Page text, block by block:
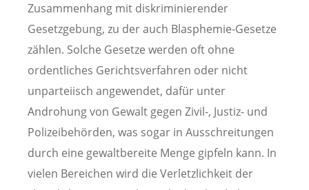
Zusammenhang mit diskriminierender
Gesetzgebung, zu der auch Blasphemie-Gesetze
zählen. Solche Gesetze werden oft ohne
ordentliches Gerichtsverfahren oder nicht
unparteiisch angewendet, dafür unter
Androhung von Gewalt gegen Zivil-, Justiz- und
Polizeibehörden, was sogar in Ausschreitungen
durch eine gewaltbereite Menge gipfeln kann. In
vielen Bereichen wird die Verletzlichkeit der